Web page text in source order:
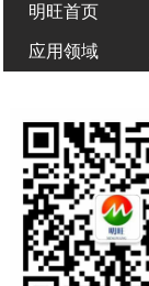
明旺首页
应用领域